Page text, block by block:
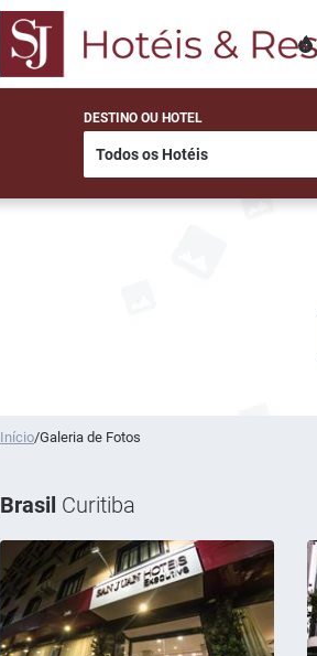
DESTINO OU HOTEL
Início/Galeria de Fotos
Brasil Curitiba